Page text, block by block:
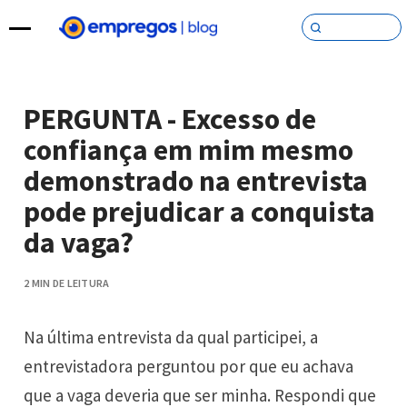
Pular para o conteúdo
PERGUNTA - Excesso de
confiança em mim mesmo
demonstrado na entrevista
pode prejudicar a conquista
da vaga?
2 MIN DE LEITURA
Na última entrevista da qual participei, a
entrevistadora perguntou por que eu achava
que a vaga deveria que ser minha. Respondi que